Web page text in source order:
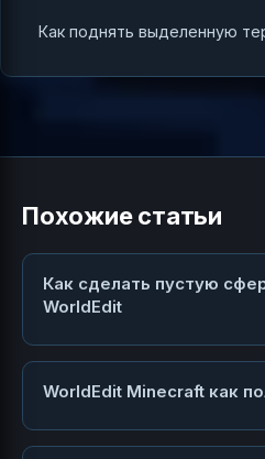
Похожие статьи
Как сделать пустую
WorldEdit
WorldEdit Minecraft как